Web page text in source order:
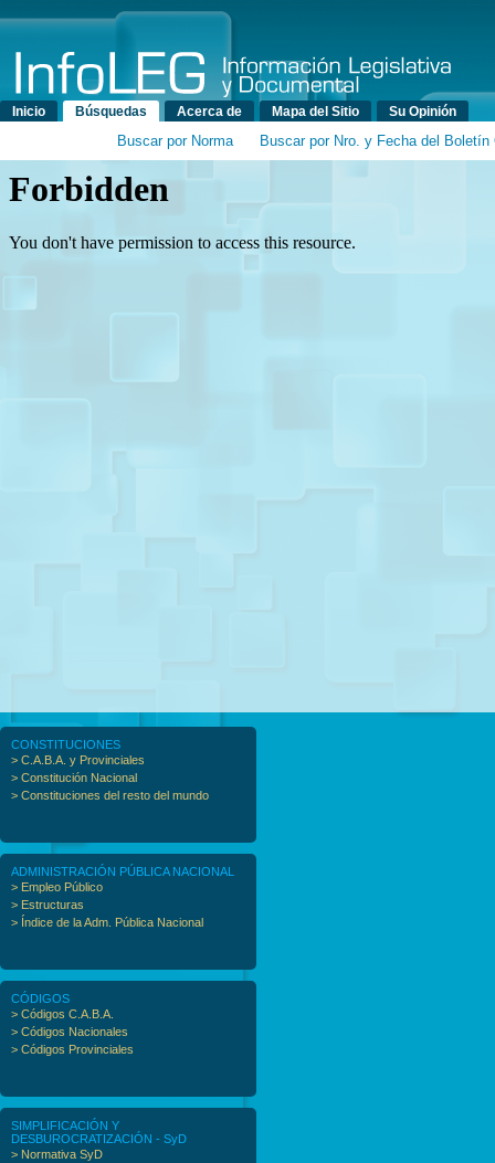
Menú principal
Inicio Búsquedas Acerca de Mapa del Sitio Su Opinión
Buscar por Norma Buscar por Nro. y Fecha del Boletín
CONSTITUCIONES
> C.A.B.A. y Provinciales
> Constitución Nacional
> Constituciones del resto del mundo
ADMINISTRACIÓN PÚBLICA NACIONAL
> Empleo Público
> Estructuras
> Índice de la Adm. Pública Nacional
CÓDIGOS
> Códigos C.A.B.A.
> Códigos Nacionales
> Códigos Provinciales
SIMPLIFICACIÓN Y
DESBUROCRATIZACIÓN - SyD
> Normativa SyD